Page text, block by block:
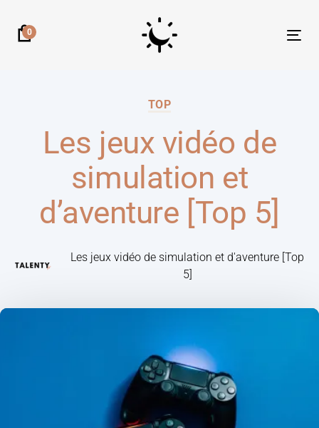
0
TOP
Les jeux vidéo de
simulation et
d’aventure [Top 5]
Les jeux vidéo de simulation et d'aventure [Top
5]